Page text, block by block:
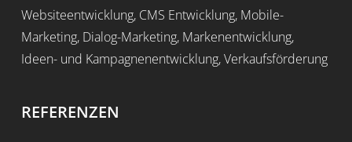
Websiteentwicklung, CMS Entwicklung, Mobile-
Marketing, Dialog-Marketing, Markenentwicklung,
Ideen- und Kampagnenentwicklung, Verkaufsförderung
REFERENZEN